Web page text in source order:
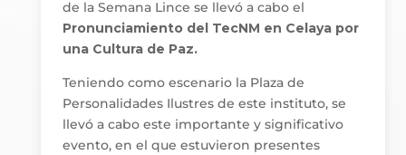
de la Semana Lince se llevó a cabo el
Pronunciamiento del TecNM en Celaya por
una Cultura de Paz.
Teniendo como escenario la Plaza de
Personalidades Ilustres de este instituto, se
llevó a cabo este importante y significativo
evento, en el que estuvieron presentes